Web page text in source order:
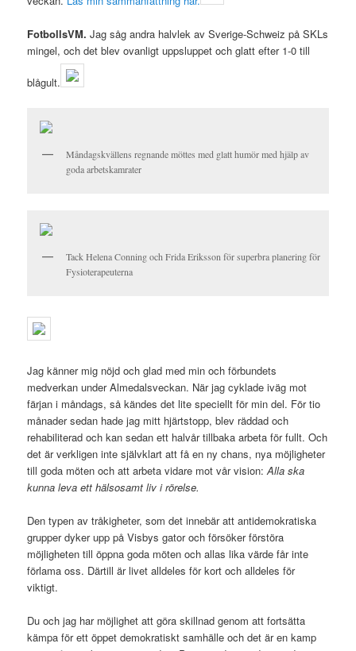
FotbollsVM.Jag såg andra halvlek av Sverige-Schweiz på SKLs
mingel, och det blev ovanligt uppsluppet och glatt efter 1-0 till
blågult.
Måndagskvällens regnande möttes med glatt humör med hjälp av
goda arbetskamrater
Tack Helena Conning och Frida Eriksson för superbra planering för
Fysioterapeuterna
Jag känner mig nöjd och glad med min och förbundets
medverkan under Almedalsveckan. När jag cyklade iväg mot
färjan i måndags, så kändes det lite speciellt för min del. För tio
månader sedan hade jag mitt hjärtstopp, blev räddad och
rehabiliterad och kan sedan ett halvår tillbaka arbeta för fullt. Och
det är verkligen inte självklart att få en ny chans, nya möjligheter
till goda möten och att arbeta vidare mot vår vision:Alla ska
kunna leva ett hälsosamt liv i rörelse.
Den typen av tråkigheter, som det innebär att antidemokratiska
grupper dyker upp på Visbys gator och försöker förstöra
möjligheten till öppna goda möten och allas lika värde får inte
förlama oss. Därtill är livet alldeles för kort och alldeles för
viktigt.
Du och jag har möjlighet att göra skillnad genom att fortsätta
kämpa för ett öppet demokratiskt samhälle och det är en kamp